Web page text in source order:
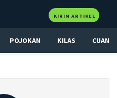
KIRIM ARTIKEL
POJOKAN KILAS CUAN